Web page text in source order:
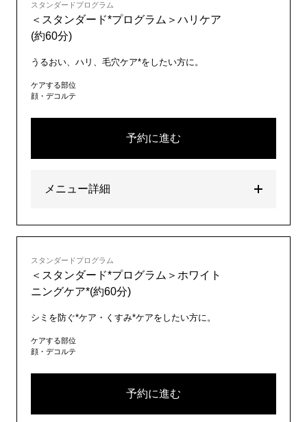
スタンダードプログラム
＜スタンダード*プログラム＞ハリケア
(約60分)
うるおい、ハリ、毛穴ケア*をしたい方に。
ケアする部位
顔・デコルテ
予約に進む
メニュー詳細
スタンダードプログラム
＜スタンダード*プログラム＞ホワイト
ニングケア*(約60分)
シミを防ぐ*ケア・くすみ*ケアをしたい方に。
ケアする部位
顔・デコルテ
予約に進む